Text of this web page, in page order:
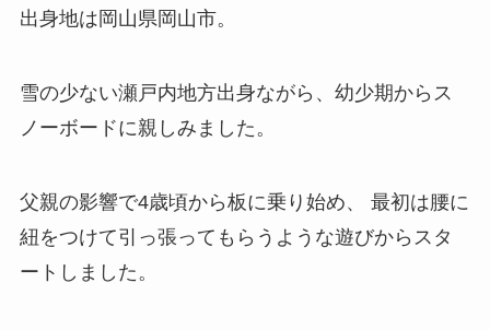
出身地は岡山県岡山市。
雪の少ない瀬戸内地方出身ながら、幼少期からス
ノーボードに親しみました。
父親の影響で4歳頃から板に乗り始め、 最初は腰に
紐をつけて引っ張ってもらうような遊びからスタ
ートしました。